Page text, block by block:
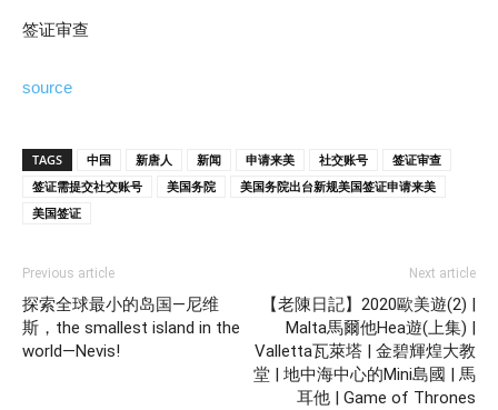
签证审查
source
TAGS 中国 新唐人 新闻 申请来美 社交账号
签证审查
签证需提交社交账号
美国务院
美国务院出台新规美国签证申请来美
美国签证
Previous article
探索全球最小的岛国—尼维
斯，the smallest island in the
world—Nevis!
Next article
【老陳日記】2020歐美遊(2) |
Malta馬爾他Hea遊(上集) |
Valletta瓦萊塔 | 金碧輝煌大教
堂 | 地中海中心的Mini島國 | 馬
耳他 | Game of Thrones